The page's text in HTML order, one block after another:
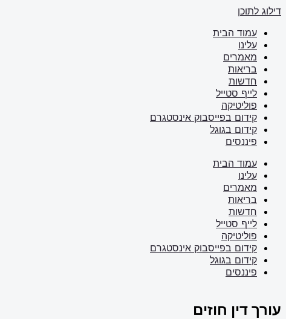
דילוג לתוכן
עמוד הבית
עלינו
מאמרים
בריאות
חדשות
לייף סטייל
פוליטיקה
קידום בפייסבוק אינסטגרם
קידום בגוגל
פיננסים
עמוד הבית
עלינו
מאמרים
בריאות
חדשות
לייף סטייל
פוליטיקה
קידום בפייסבוק אינסטגרם
קידום בגוגל
פיננסים
עורך דין חוזים